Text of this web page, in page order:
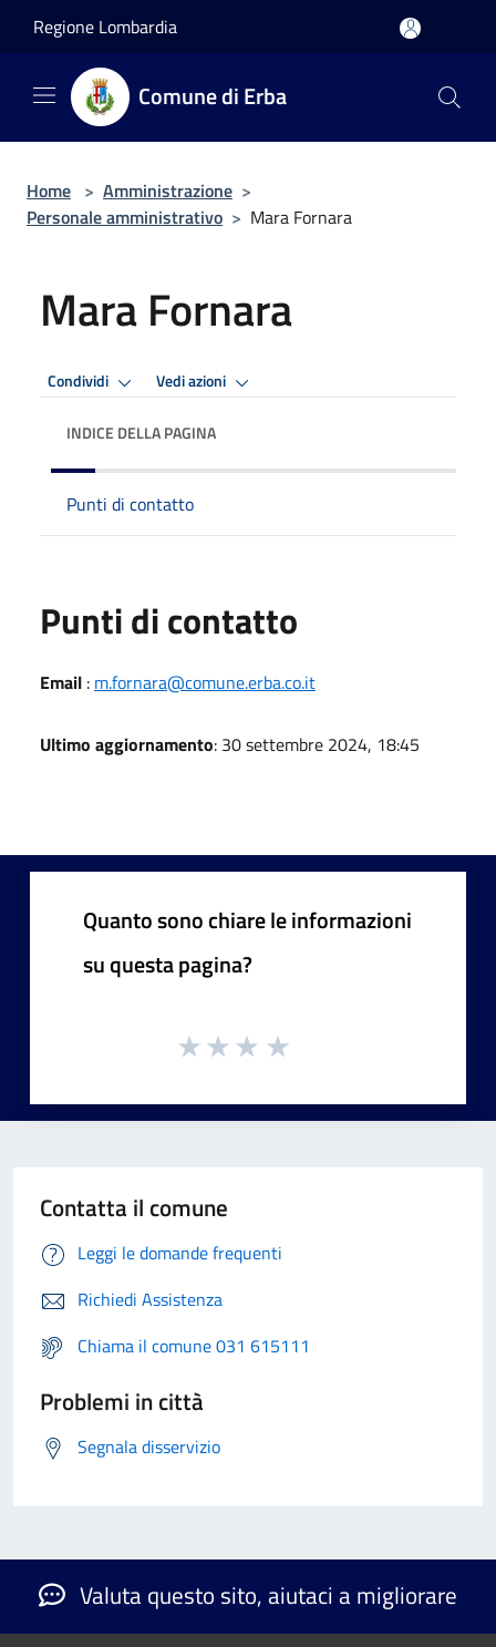
Regione Lombardia
Comune di Erba
Home > Amministrazione >
Personale amministrativo > Mara Fornara
Mara Fornara
Condividi Vedi azioni
INDICE DELLA PAGINA
Punti di contatto
Punti di contatto
Email : m.fornara@comune.erba.co.it
Ultimo aggiornamento: 30 settembre 2024, 18:45
Quanto sono chiare le informazioni
su questa pagina?
Contatta il comune
Leggi le domande frequenti
Richiedi Assistenza
Chiama il comune 031 615111
Problemi in città
Segnala disservizio
Valuta questo sito, aiutaci a migliorare